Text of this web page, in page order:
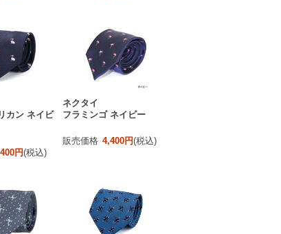
カン ネイビ
円(税込)
ネクタイ
フラミンゴ ネイビー
販売価格 4,400円(税込)